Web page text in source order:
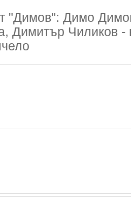
"Димов": Димо
Димитър Чиликов